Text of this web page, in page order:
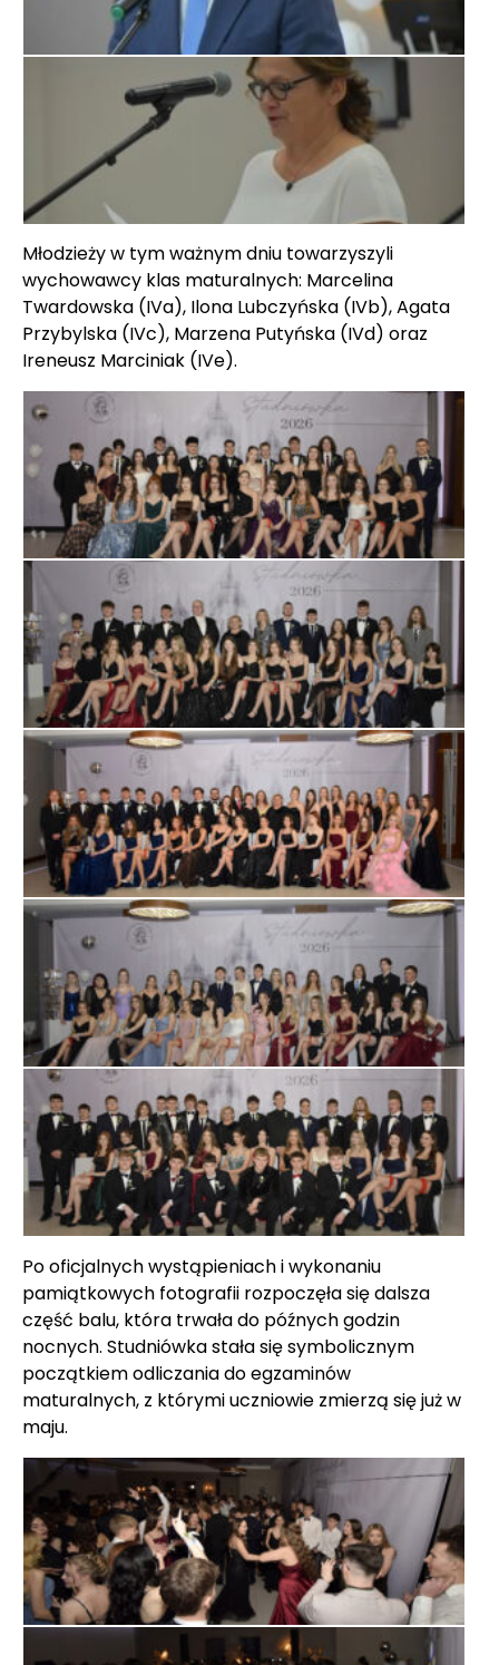
Młodzieży w tym ważnym dniu towarzyszyli
wychowawcy klas maturalnych: Marcelina
Twardowska (IVa), Ilona Lubczyńska (IVb), Agata
Przybylska (IVc), Marzena Putyńska (IVd) oraz
Ireneusz Marciniak (IVe).
Po oficjalnych wystąpieniach i wykonaniu
pamiątkowych fotografii rozpoczęła się dalsza
część balu, która trwała do późnych godzin
nocnych. Studniówka stała się symbolicznym
początkiem odliczania do egzaminów
maturalnych, z którymi uczniowie zmierzą się już w
maju.